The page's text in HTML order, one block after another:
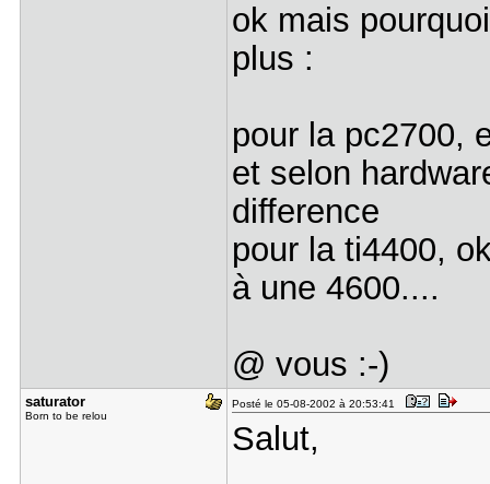
ok mais
plus :
pour la pc2700,
et selon
difference
pour la ti4400,
à une 4600....
@ vous :-)
saturator
Born to be relou
Posté le 05-08-2002 à 20:53:41
Salut,